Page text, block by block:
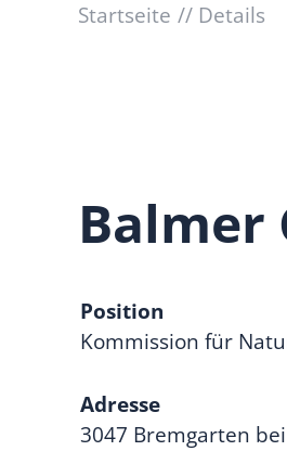
Startseite Details
Balmer
Position
Kommission für
Adresse
3047 Bremgarten